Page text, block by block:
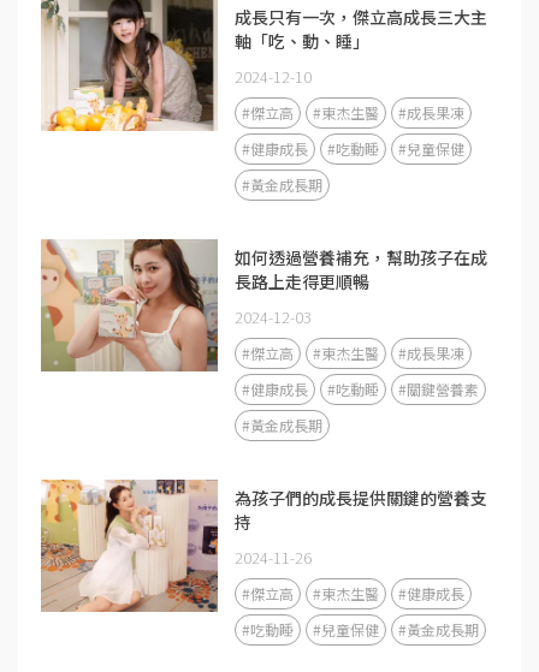
成長只有一次，傑立高成長三大主
軸「吃、動、睡」
2024-12-10
#傑立高 #東杰生醫
#成長果凍
#健康成長
#吃動睡
#兒童保健
#黃金成長期
如何透過營養補充，幫助孩子在成
長路上走得更順暢
2024-12-03
#傑立高 #東杰生醫
#成長果凍
#健康成長
#吃動睡
#關鍵營養素
#黃金成長期
為孩子們的成長提供關鍵的營養支
持
2024-11-26
#傑立高 #東杰生醫
#健康成長
#吃動睡
#兒童保健 #黃金成長期